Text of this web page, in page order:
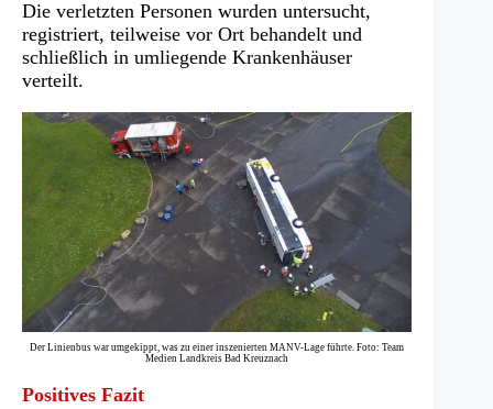
Die verletzten Personen wurden untersucht,
registriert, teilweise vor Ort behandelt und
schließlich in umliegende Krankenhäuser
verteilt.
Der Linienbus war umgekippt, was zu einer inszenierten MANV-Lage führte. Foto: Team
Medien Landkreis Bad Kreuznach
Positives Fazit